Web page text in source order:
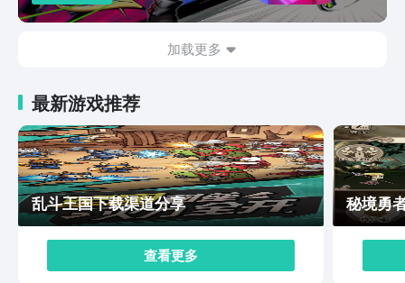
加载更多
最新游戏推荐
乱斗王国下载渠道分享
查看更多
秘境勇